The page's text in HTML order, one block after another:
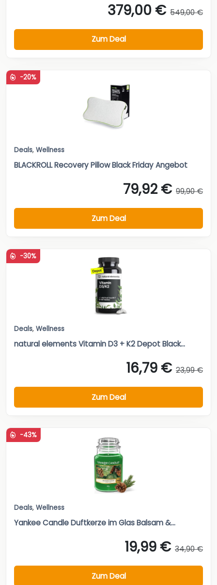
379,00 € 549,00 €
Zum Deal
-20%
Deals, Wellness
BLACKROLL Recovery Pillow Black Friday Angebot
79,92 € 99,90 €
Zum Deal
-30%
Deals, Wellness
natural elements Vitamin D3 + K2 Depot Black...
16,79 € 23,99 €
Zum Deal
-43%
Deals, Wellness
Yankee Candle Duftkerze im Glas Balsam &...
19,99 € 34,90 €
Zum Deal